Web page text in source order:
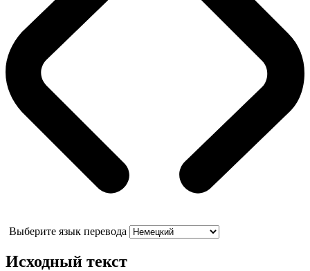
Выберите язык перевода
Исходный текст